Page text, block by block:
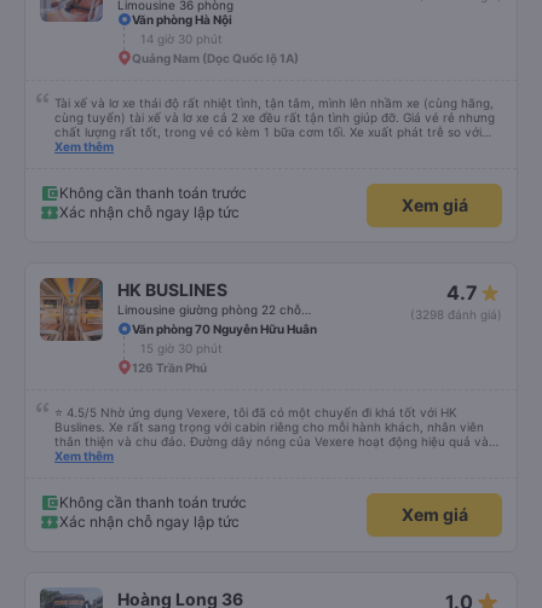
Limousine 36 phòng
Văn phòng Hà Nội
14 giờ 30 phút
Quảng Nam (Dọc Quốc lộ 1A)
Tài xế và lơ xe thái độ rất nhiệt tình, tận tâm, mình lên nhầm xe (cùng hãng,
cùng tuyến) tài xế và lơ xe cả 2 xe đều rất tận tình giúp đỡ. Giá vé rẻ nhưng
chất lượng rất tốt, trong vé có kèm 1 bữa cơm tối. Xe xuất phát trễ so với
trên app 45p, nhưng do bão nên trời mưa rất to, có thể thông cảm được.
Xem thêm
Không cần thanh toán trước
Xác nhận chỗ ngay lập tức
Xem giá
HK BUSLINES 4.7
(3298 đánh giá)
Văn phòng 70 Nguyễn Hữu Huân
15 giờ 30 phút
126 Trần Phú
⭐ 4.5/5 Nhờ ứng dụng Vexere, tôi đã có một chuyến đi khá tốt với HK
Buslines. Xe rất sang trọng với cabin riêng cho mỗi hành khách, nhân viên
thân thiện và chu đáo. Đường dây nóng của Vexere hoạt động hiệu quả và
thể hiện trách nhiệm với khách hàng. Nhược điểm: -0.5 sao vì quy trình đặt
phòng đại diện của công ty, không phải ở nhà tôi :) Ưu điểm: Xe buýt khởi
hành và đến đúng giờ. Điểm đón khách chính xác tại địa điểm đã đăng ký.
Nhân viên chuyên nghiệp và hữu ích. Nhìn chung, tôi đánh giá 4.5 sao cho
Buslines khá ổn. Xe sang trọng, mỗi người một cabin riêng, nhân viên phục
vụ nhiệt tình. Đường dây nóng của Vexere làm việc hiệu quả, có trách nhiệm
Xem thêm
Không cần thanh toán trước
Xác nhận chỗ ngay lập tức
Xem giá
Hoàng Long 36 1.0 star_rate